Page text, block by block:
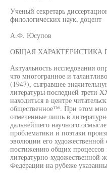
Ученый секретарь
филологических наук, доцент
А.Ф. Юсупов
ОБЩАЯ ХАРАКТЕРИСТИКА
Актуальность исследования
что многогранное и
(1947), сыгравшее
литературы последней трети
находиться в центре
общественное™. При этом
отмеченные лишь в
дальнейшего научного
проблематики и поэтаки
эволюции его художественной
постижению общих процессов
литературно-художественной
Федерации на рубеже